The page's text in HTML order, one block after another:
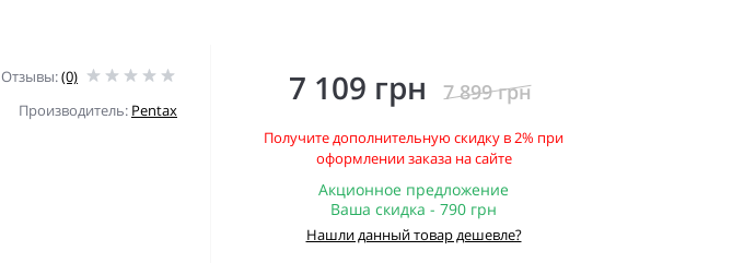
Отзывы:(0)
Производитель: Pentax
7 109 грн 7 899 грн
Получите дополнительную скидку в 2% при
оформлении заказа на сайте
Акционное предложение
Ваша скидка - 790 грн
Нашли данный товар дешевле?